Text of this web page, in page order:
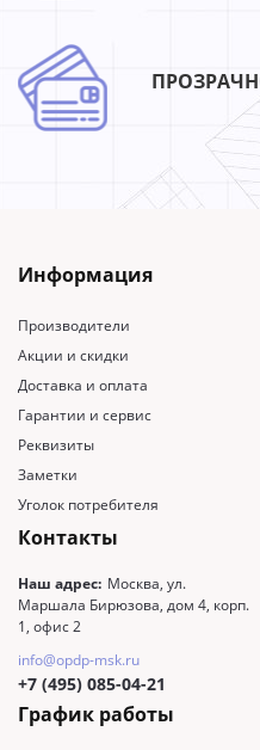
Информация
Производители
Акции и скидки
Доставка и оплата
Гарантии и сервис
Реквизиты
Заметки
Уголок потребителя
Контакты
Наш адрес: Москва, ул.
Маршала Бирюзова, дом 4, корп.
1, офис 2
info@opdp-msk.ru
+7 (495) 085-04-21
График работы